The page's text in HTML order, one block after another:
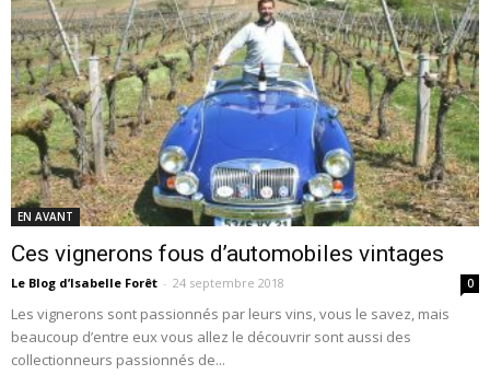
EN AVANT
Ces vignerons fous d’automobiles vintages
Le Blog d’Isabelle Forêt - 24 septembre 2018 0
Les vignerons sont passionnés par leurs vins, vous le savez, mais
beaucoup d’entre eux vous allez le découvrir sont aussi des
collectionneurs passionnés de...